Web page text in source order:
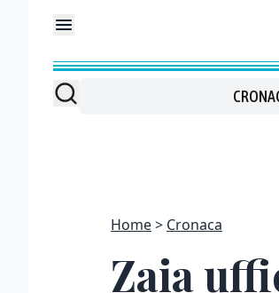
Home Cronaca
Zaia